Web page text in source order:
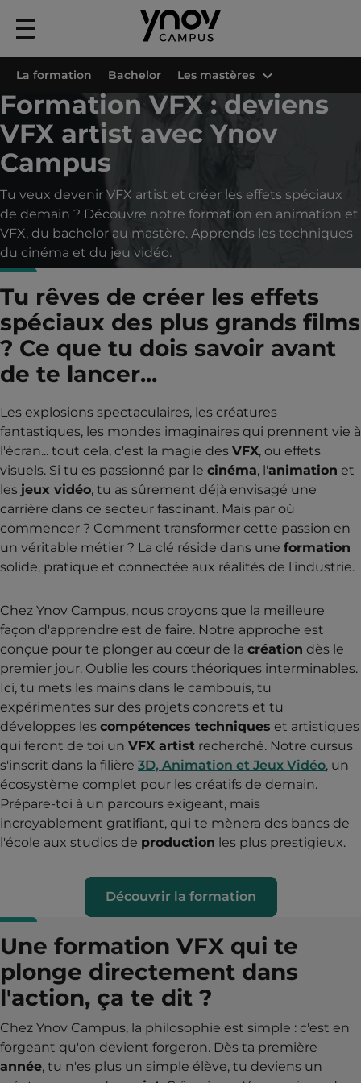
Menu
principal
Formation VFX : deviens
VFX artist avec Ynov
Campus
Tu veux devenir VFX artist et créer les effets spéciaux
de demain ? Découvre notre formation en animation et
VFX, du bachelor au mastère. Apprends les techniques
du cinéma et du jeu vidéo.
La formation Bachelor Les mastères
Tu rêves de créer les effets
spéciaux des plus grands films
? Ce que tu dois savoir avant
de te lancer...
Les explosions spectaculaires, les créatures
fantastiques, les mondes imaginaires qui prennent vie à
l'écran... tout cela, c'est la magie des VFX, ou effets
visuels. Si tu es passionné par le cinéma, l'animation et
les jeux vidéo, tu as sûrement déjà envisagé une
carrière dans ce secteur fascinant. Mais par où
commencer ? Comment transformer cette passion en
un véritable métier ? La clé réside dans une formation
solide, pratique et connectée aux réalités de l'industrie.
Chez Ynov Campus, nous croyons que la meilleure
façon d'apprendre est de faire. Notre approche est
conçue pour te plonger au cœur de la création dès le
premier jour. Oublie les cours théoriques interminables.
Ici, tu mets les mains dans le cambouis, tu
expérimentes sur des projets concrets et tu
développes les compétences techniques et artistiques
qui feront de toi un VFX artist recherché. Notre cursus
s'inscrit dans la filière 3D, Animation et Jeux Vidéo, un
écosystème complet pour les créatifs de demain.
Prépare-toi à un parcours exigeant, mais
incroyablement gratifiant, qui te mènera des bancs de
l'école aux studios de production les plus prestigieux.
Découvrir la formation
Une formation VFX qui te
plonge directement dans
l'action, ça te dit ?
Chez Ynov Campus, la philosophie est simple : c'est en
forgeant qu'on devient forgeron. Dès ta première
année, tu n'es plus un simple élève, tu deviens un